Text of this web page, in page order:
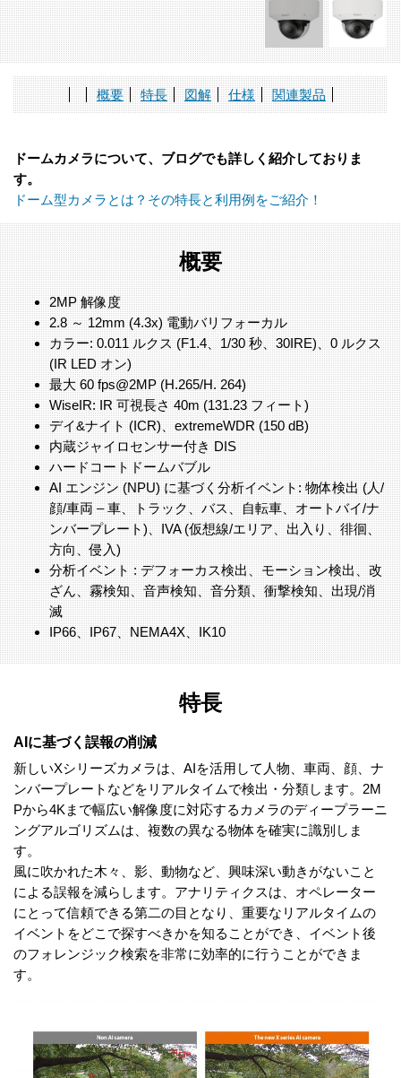
概要 特長 図解 仕様 関連製品
ドームカメラについて、ブログでも詳しく紹介しておりま
す。
ドーム型カメラとは？その特長と利用例をご紹介！
概要
2MP 解像度
2.8 ～ 12mm (4.3x) 電動バリフォーカル
カラー: 0.011 ルクス (F1.4、1/30 秒、30IRE)、0 ルクス
(IR LED オン)
最大 60 fps@2MP (H.265/H. 264)
WiseIR: IR 可視長さ 40m (131.23 フィート)
デイ&ナイト (ICR)、extremeWDR (150 dB)
内蔵ジャイロセンサー付き DIS
ハードコートドームバブル
AI エンジン (NPU) に基づく分析イベント: 物体検出 (人/
顔/車両 – 車、トラック、バス、自転車、オートバイ/ナ
ンバープレート)、IVA (仮想線/エリア、出入り、徘徊、
方向、侵入)
分析イベント : デフォーカス検出、モーション検出、改
ざん、霧検知、音声検知、音分類、衝撃検知、出現/消
滅
IP66、IP67、NEMA4X、IK10
特長
AIに基づく誤報の削減
新しいXシリーズカメラは、AIを活用して人物、車両、顔、ナ
ンバープレートなどをリアルタイムで検出・分類します。2M
Pから4Kまで幅広い解像度に対応するカメラのディープラーニ
ングアルゴリズムは、複数の異なる物体を確実に識別しま
す。
風に吹かれた木々、影、動物など、興味深い動きがないこと
による誤報を減らします。アナリティクスは、オペレーター
にとって信頼できる第二の目となり、重要なリアルタイムの
イベントをどこで探すべきかを知ることができ、イベント後
のフォレンジック検索を非常に効率的に行うことができま
す。